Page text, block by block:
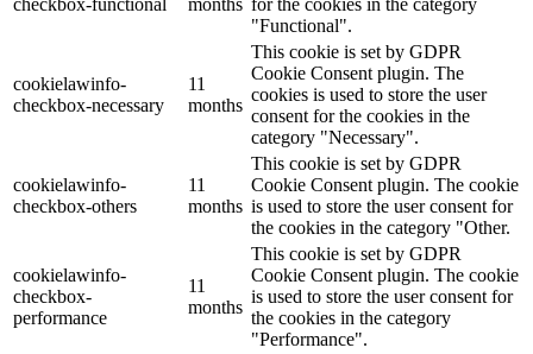
checkbox-functional
months for the cookies in the category
"Functional".
cookielawinfo-
checkbox-necessary
11
months
This cookie is set by GDPR
Cookie Consent plugin. The
cookies is used to store the user
consent for the cookies in the
category "Necessary".
cookielawinfo-
checkbox-others
11
months
This cookie is set by GDPR
Cookie Consent plugin. The cookie
is used to store the user consent for
the cookies in the category "Other.
cookielawinfo-
checkbox-
performance
11
months
This cookie is set by GDPR
Cookie Consent plugin. The cookie
is used to store the user consent for
the cookies in the category
"Performance".